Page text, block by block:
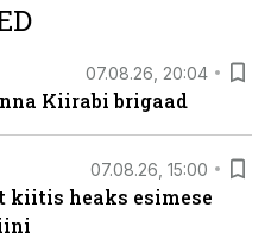
07.08.26, 20:04
Kiirabi brigaad
07.08.26, 15:00
kiitis heaks esimese